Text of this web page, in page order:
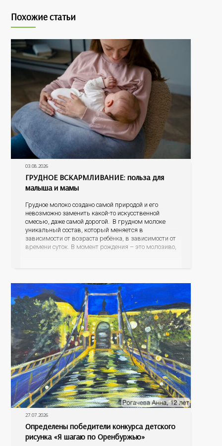
Похожие статьи
03.08.2026
ГРУДНОЕ ВСКАРМЛИВАНИЕ: польза для
малыша и мамы
Грудное молоко создано самой природой и его
невозможно заменить какой-то искусственной
смесью, даже самой дорогой. В грудном молоке
уникальный состав, который меняется в
зависимости от возраста ребёнка, в зависимости от
времени суток. В момент рождения – это молозиво,
27.07.2026
Определены победители конкурса детского
рисунка «Я шагаю по Оренбуржью»